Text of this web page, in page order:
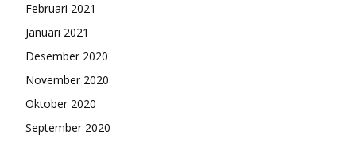
Februari 2021
Januari 2021
Desember 2020
November 2020
Oktober 2020
September 2020